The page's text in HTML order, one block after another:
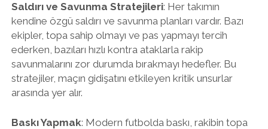
Saldırı ve Savunma Stratejileri: Her takımın
kendine özgü saldırı ve savunma planları vardır. Bazı
ekipler, topa sahip olmayı ve pas yapmayı tercih
ederken, bazıları hızlı kontra ataklarla rakip
savunmalarını zor durumda bırakmayı hedefler. Bu
stratejiler, maçın gidişatını etkileyen kritik unsurlar
arasında yer alır.
Baskı Yapmak: Modern futbolda baskı, rakibin topa